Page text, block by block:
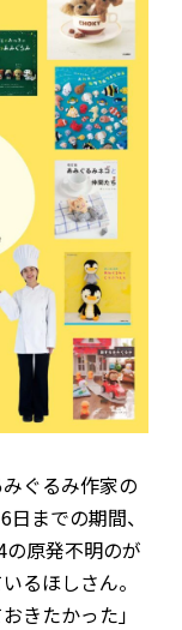
ぐるみ作家の
までの期間、
原発不明のが
るほしさん。
きたかった」